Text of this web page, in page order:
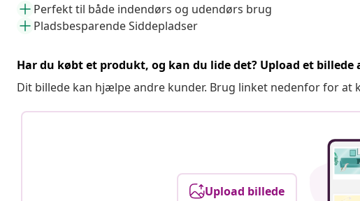
Perfekt til både indendørs og udendørs brug
Pladsbesparende Siddepladser
Har du købt et produkt, og kan du lide det? Upload et billede
Dit billede kan hjælpe andre kunder. Brug linket nedenfor for at
Upload billede